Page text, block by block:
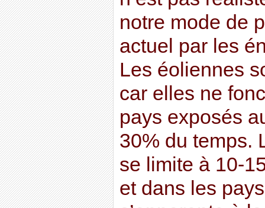
notre mode de
actuel par les
Les éoliennes
car elles ne
pays exposés
30% du temps.
se limite à 10-
et dans les